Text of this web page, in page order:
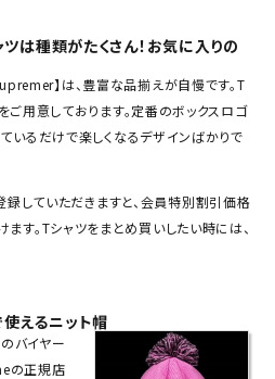
種類がたくさん！お気に入りの
】は、豊富な品揃えが自慢です。T
ご用意しております。定番のボックスロゴ
いるだけで楽しくなるデザインばかりで
していただきますと、会員特別割引価格
す。Tシャツをまとめ買いしたい時には、
えるニット帽
バイヤー
の正規店